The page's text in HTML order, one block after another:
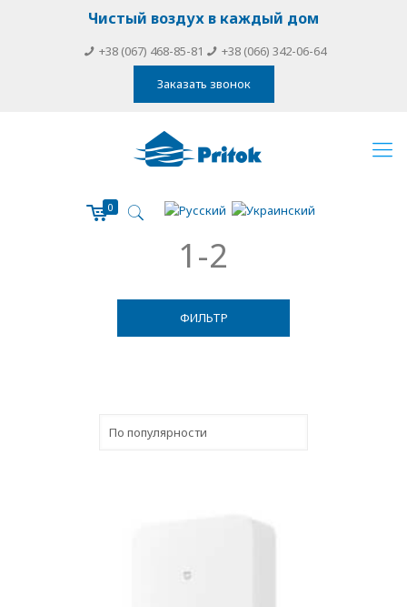
Чистый воздух в каждый дом
+38 (067) 468-85-81
+38 (066) 342-06-64
Заказать звонок
0
1-2
ФИЛЬТР